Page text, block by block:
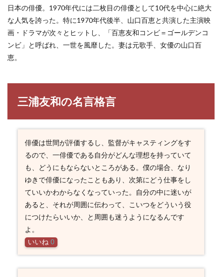
日本の俳優。1970年代には二枚目の俳優として10代を中心に絶大
な人気を誇った。特に1970年代後半、山口百恵と共演した主演映
画・ドラマが次々とヒットし、「百恵友和コンビ＝ゴールデンコ
ンビ」と呼ばれ、一世を風靡した。妻は元歌手、女優の山口百
恵。
三浦友和の名言格言
俳優は世間が評価するし、監督がキャスティングをす
るので、一俳優である自分がどんな理想を持っていて
も、どうにもならないところがある。僕の場合、なり
ゆきで俳優になったこともあり、次第にどう仕事をし
ていいかわからなくなっていった。自分の中に迷いが
あると、それが周囲に伝わって、こいつをどういう役
につけたらいいか、と周囲も迷うようになるんです
よ。
いいね 0